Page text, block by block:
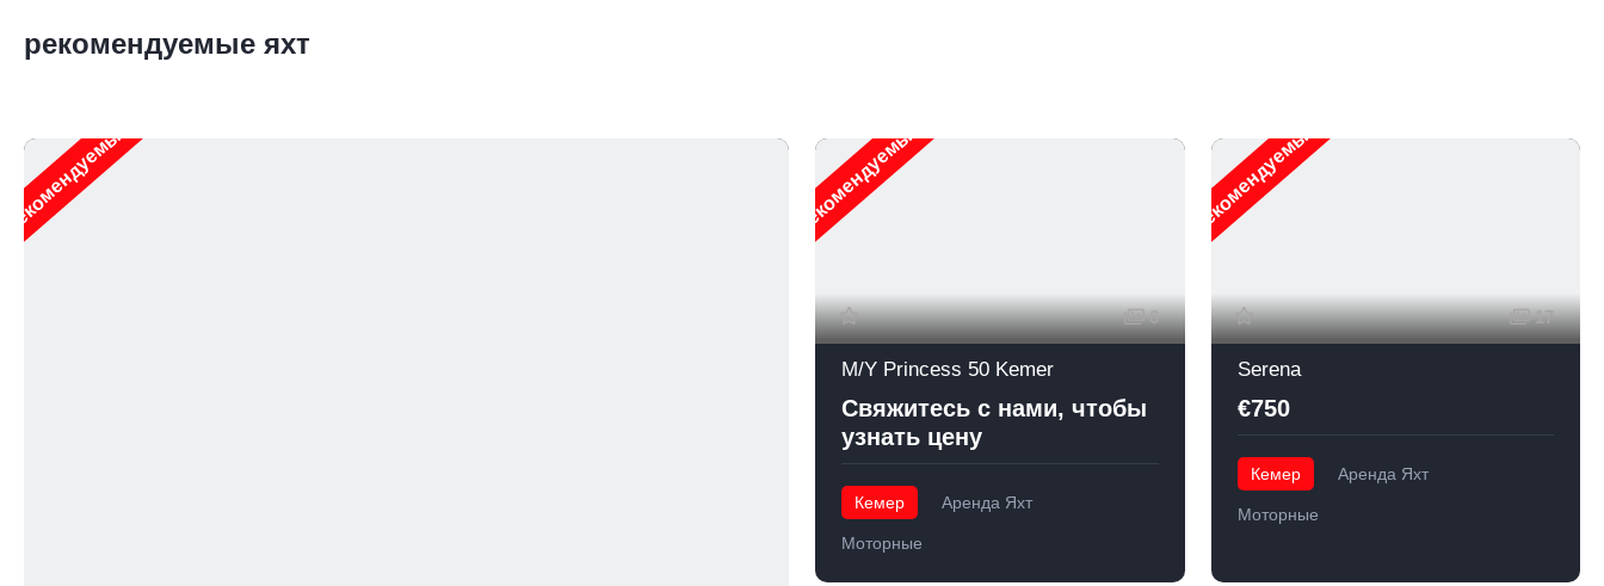
рекомендуемые яхт
Рекомендуемые Рекомендуемые
6
M/Y Princess 50 Kemer
Свяжитесь с нами, чтобы
узнать цену
Кемер Аренда Яхт
Моторные
Рекомендуемые
17
Serena
€750
Кемер Аренда Яхт
Моторные